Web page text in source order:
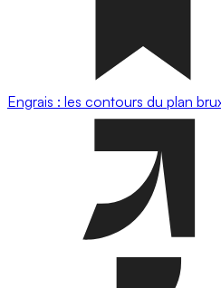
Engrais : les contours du plan